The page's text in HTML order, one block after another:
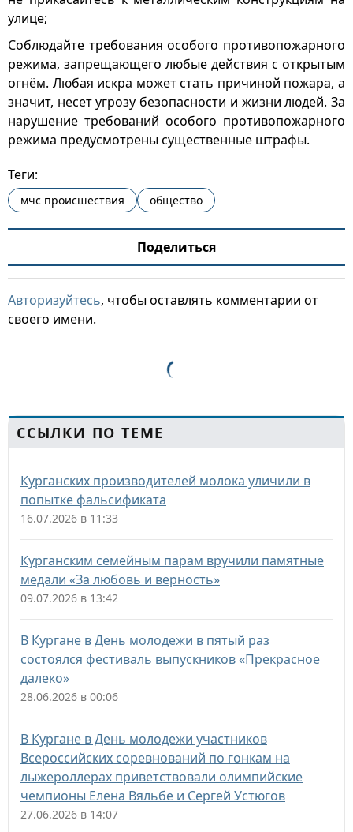
улице;
Соблюдайте требования особого противопожарного
режима, запрещающего любые действия с открытым
огнём. Любая искра может стать причиной пожара, а
значит, несет угрозу безопасности и жизни людей. За
нарушение требований особого противопожарного
режима предусмотрены существенные штрафы.
Теги:
мчс происшествия общество
Поделиться
Авторизуйтесь, чтобы оставлять комментарии от
своего имени.
ССЫЛКИ ПО ТЕМЕ
Курганских производителей молока уличили в
попытке фальсификата
16.07.2026 в 11:33
Курганским семейным парам вручили памятные
медали «За любовь и верность»
09.07.2026 в 13:42
В Кургане в День молодежи в пятый раз
состоялся фестиваль выпускников «Прекрасное
далеко»
28.06.2026 в 00:06
В Кургане в День молодежи участников
Всероссийских соревнований по гонкам на
лыжероллерах приветствовали олимпийские
чемпионы Елена Вяльбе и Сергей Устюгов
27.06.2026 в 14:07